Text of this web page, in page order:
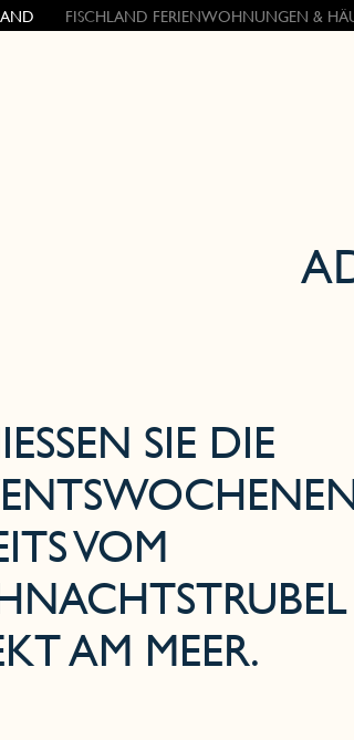
FISCHLAND FERIENWOHNUNGEN &
SIE DIE A
VOM W
D
AM MEER.